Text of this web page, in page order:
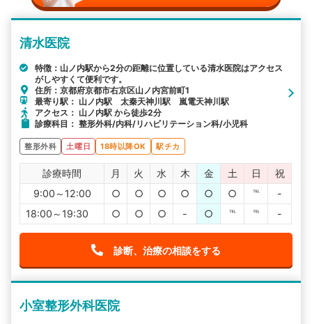
清水医院
特徴：山ノ内駅から2分の距離に位置している清水医院はアクセス
がしやすくて便利です。
住所：京都府京都市右京区山ノ内宮前町1
最寄り駅： 山ノ内駅 太秦天神川駅 嵐電天神川駅
アクセス： 山ノ内駅 から徒歩2分
診療科目： 整形外科/内科/リハビリテーション科/小児科
整形外科 土曜日 18時以降OK 駅チカ
診療時間 月 火 水 木 金 土 日
祝
9:00～12:00
○ ○ ○ ○ ○ ○ ℡
-
18:00～19:30
○ ○ ○ - ○ ℡ ℡ -
診断、治療の相談をする
小室整形外科医院